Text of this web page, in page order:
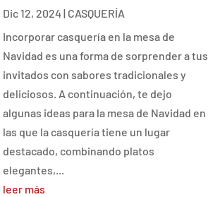
Dic 12, 2024| CASQUERÍA
Incorporar casquería en la mesa de
Navidad es una forma de sorprender a tus
invitados con sabores tradicionales y
deliciosos. A continuación, te dejo
algunas ideas para la mesa de Navidad en
las que la casquería tiene un lugar
destacado, combinando platos
elegantes,...
leer más